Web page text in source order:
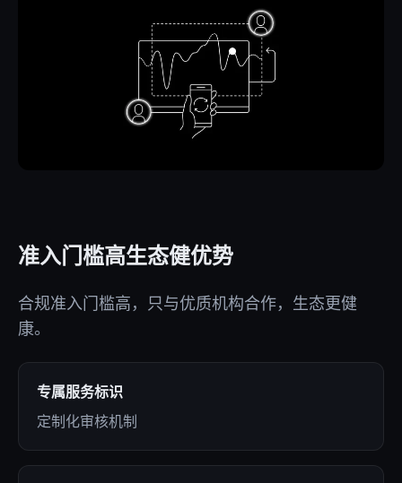
准入门槛高生态健优势
合规准入门槛高，只与优质机构合作，生态更健
康。
专属服务标识
定制化审核机制